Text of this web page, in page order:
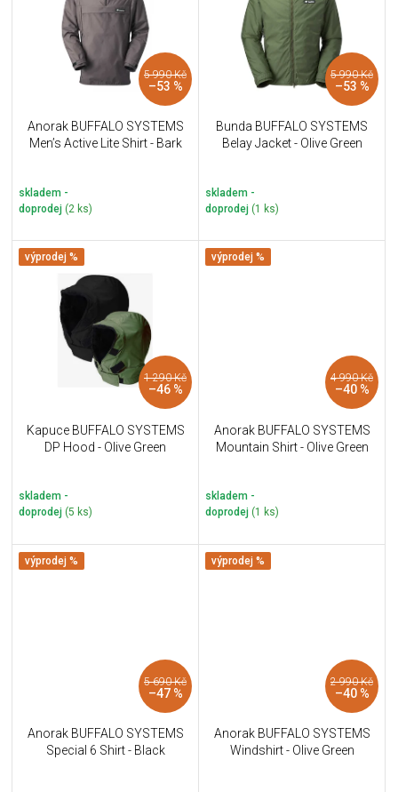
5 990 Kč
–53 %
Anorak BUFFALO SYSTEMS
Men’s Active Lite Shirt - Bark
skladem -
doprodej (2 ks)
5 990 Kč
–53 %
Bunda BUFFALO SYSTEMS
Belay Jacket - Olive Green
skladem -
doprodej (1 ks)
výprodej %
1 290 Kč
–46 %
Kapuce BUFFALO SYSTEMS
DP Hood - Olive Green
skladem -
doprodej (5 ks)
výprodej %
4 990 Kč
–40 %
Anorak BUFFALO SYSTEMS
Mountain Shirt - Olive Green
skladem -
doprodej (1 ks)
výprodej %
5 690 Kč
–47 %
Anorak BUFFALO SYSTEMS
Special 6 Shirt - Black
výprodej %
2 990 Kč
–40 %
Anorak BUFFALO SYSTEMS
Windshirt - Olive Green